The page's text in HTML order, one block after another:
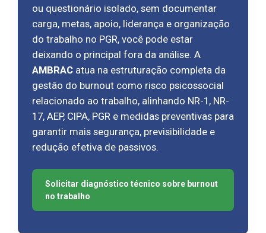
ou questionário isolado, sem documentar
carga, metas, apoio, liderança e organização
do trabalho no PGR, você pode estar
deixando o principal fora da análise. A
AMBRAC atua na estruturação completa da
gestão do burnout como risco psicossocial
relacionado ao trabalho, alinhando NR-1, NR-
17, AEP, CIPA, PGR e medidas preventivas para
garantir mais segurança, previsibilidade e
redução efetiva de passivos.
Solicitar diagnóstico técnico sobre burnout
no trabalho